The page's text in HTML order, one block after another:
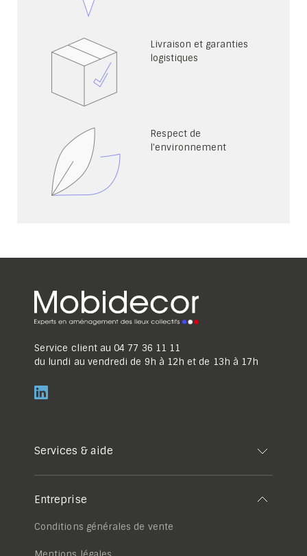
Livraison et garanties
logistiques
Respect de
l'environnement
Service client au 04 77 36 11 11
du lundi au vendredi de 9h à 12h et de 13h à 17h
Services & aide
Entreprise
Conditions générales de vente